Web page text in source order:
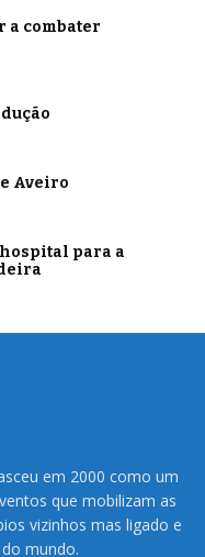
a combater
Aveiro
para a
em 2000 como um
que mobilizam as
vizinhos mas ligado e
mundo.